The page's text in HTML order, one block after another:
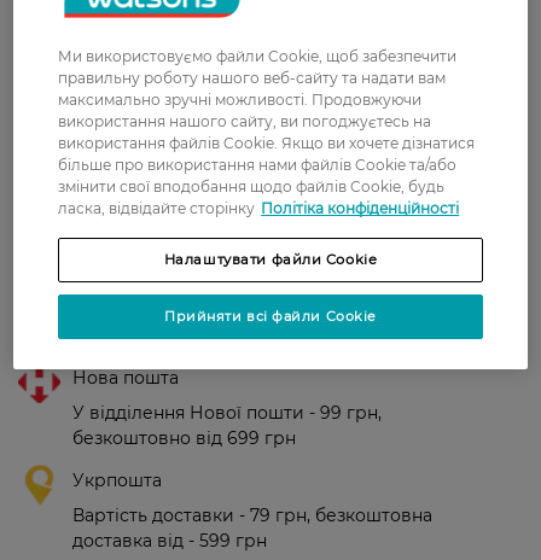
Алена
19 вересня, 2019
Очень понравился кондиционер.
Прекрасно восстанавливает
волосы.
Татьяна
17 липня, 2018
Хороший кондиционер, смягчает
волосы.
Нова пошта
У відділення Нової пошти - 99 грн,
безкоштовно від 699 грн
Укрпошта
Вартість доставки - 79 грн, безкоштовна
доставка від - 599 грн
Ми використовуємо файли Cookie, щоб забезпечити
правильну роботу нашого веб-сайту та надати вам
максимально зручні можливості. Продовжуючи
використання нашого сайту, ви погоджуєтесь на
використання файлів Cookie. Якщо ви хочете дізнатися
більше про використання нами файлів Cookie та/або
змінити свої вподобання щодо файлів Cookie, будь
ласка, відвідайте сторінку Політіка конфіденційності
Налаштувати файли Cookie
Прийняти всі файли Cookie